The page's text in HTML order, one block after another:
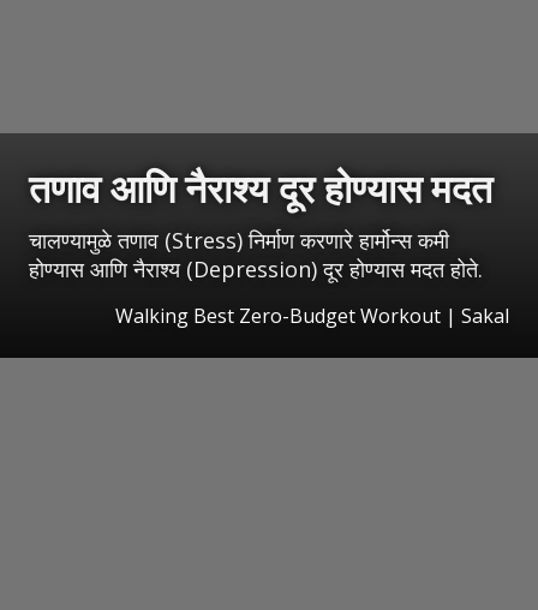
तणाव आणि नैराश्य दूर होण्यास मदत
चालण्यामुळे तणाव (Stress) निर्माण करणारे हार्मोन्स कमी
होण्यास आणि नैराश्य (Depression) दूर होण्यास मदत होते.
Walking Best Zero-Budget Workout | Sakal